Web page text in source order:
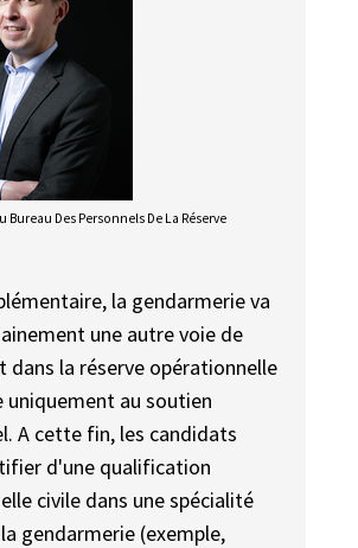
Bureau Des Personnels De La Réserve
la gendarmerie va
une autre voie de
dans la réserve opérationnelle
uniquement au soutien
A cette fin, les candidats
d'une qualification
civile dans une spécialité
gendarmerie (exemple,